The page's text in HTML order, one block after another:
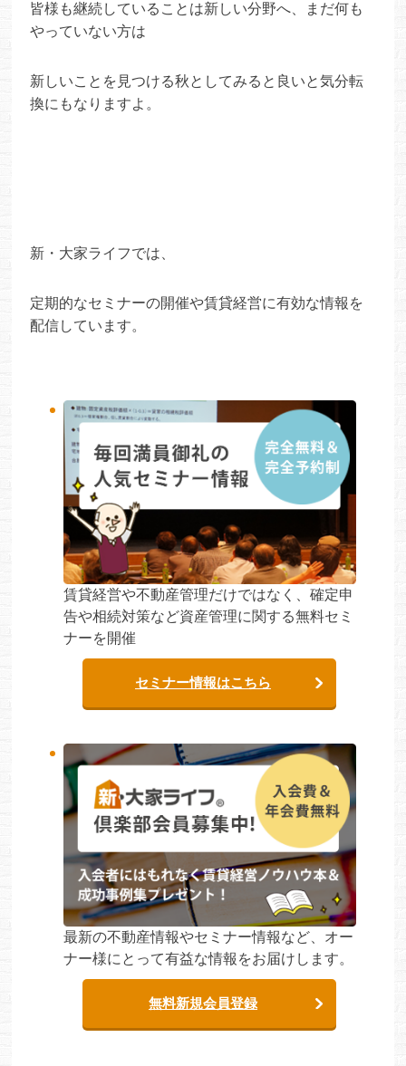
皆様も継続していることは新しい分野へ、まだ何も
やっていない方は
新しいことを見つける秋としてみると良いと気分転
換にもなりますよ。
新・大家ライフでは、
定期的なセミナーの開催や賃貸経営に有効な情報を
配信しています。
賃貸経営や不動産管理だけではなく、確定申
告や相続対策など資産管理に関する無料セミ
ナーを開催
セミナー情報はこちら
最新の不動産情報やセミナー情報など、オー
ナー様にとって有益な情報をお届けします。
無料新規会員登録